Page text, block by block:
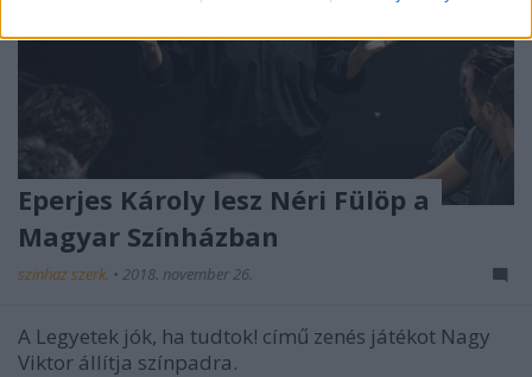
Eperjes Károly lesz Néri Fülöp a
Magyar Színházban
szinhaz szerk. • 2018. november 26.
A Legyetek jók, ha tudtok! című zenés játékot Nagy
Viktor állítja színpadra.